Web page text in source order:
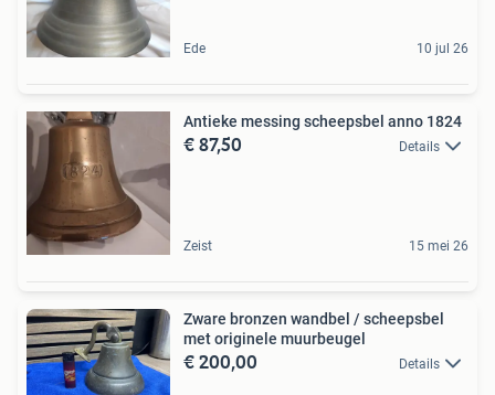
Ede 10 jul 26
Antieke messing scheepsbel anno 1824
€ 87,50 Details
Zeist 15 mei 26
Zware bronzen wandbel / scheepsbel
met originele muurbeugel
€ 200,00 Details